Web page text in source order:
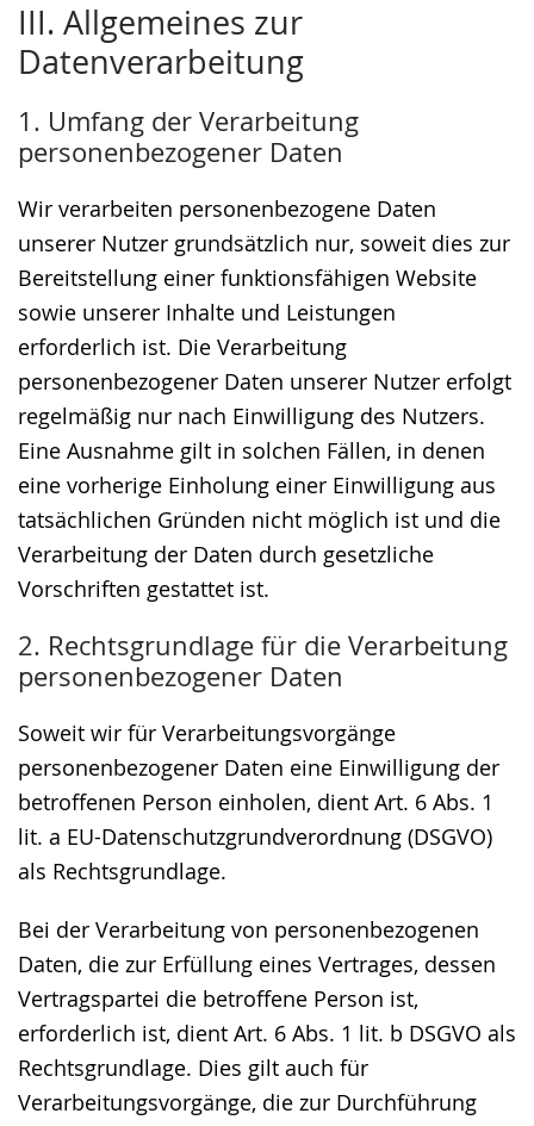
III. Allgemeines zur
Datenverarbeitung
1. Umfang der Verarbeitung
personenbezogener Daten
Wir verarbeiten personenbezogene Daten
unserer Nutzer grundsätzlich nur, soweit dies zur
Bereitstellung einer funktionsfähigen Website
sowie unserer Inhalte und Leistungen
erforderlich ist. Die Verarbeitung
personenbezogener Daten unserer Nutzer erfolgt
regelmäßig nur nach Einwilligung des Nutzers.
Eine Ausnahme gilt in solchen Fällen, in denen
eine vorherige Einholung einer Einwilligung aus
tatsächlichen Gründen nicht möglich ist und die
Verarbeitung der Daten durch gesetzliche
Vorschriften gestattet ist.
2. Rechtsgrundlage für die Verarbeitung
personenbezogener Daten
Soweit wir für Verarbeitungsvorgänge
personenbezogener Daten eine Einwilligung der
betroffenen Person einholen, dient Art. 6 Abs. 1
lit. a EU-Datenschutzgrundverordnung (DSGVO)
als Rechtsgrundlage.
Bei der Verarbeitung von personenbezogenen
Daten, die zur Erfüllung eines Vertrages, dessen
Vertragspartei die betroffene Person ist,
erforderlich ist, dient Art. 6 Abs. 1 lit. b DSGVO als
Rechtsgrundlage. Dies gilt auch für
Verarbeitungsvorgänge, die zur Durchführung
Leichten
Sprache
Audio-
Unterstützung.
Video
in
Gebärdensprache
wird
angezeigt.